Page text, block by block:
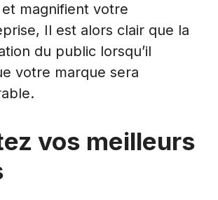
et magnifient votre
Il est alors clair que la
du public lorsqu’il
votre marque sera
vos meilleurs